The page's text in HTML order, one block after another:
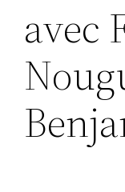
avec